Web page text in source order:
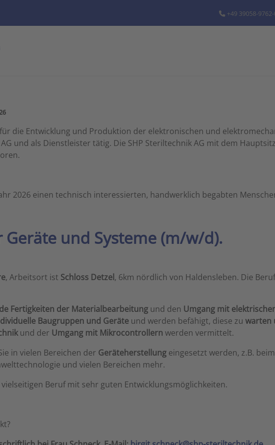
+49 39058-
die Entwicklung und Produktion der elektronischen und
und als Dienstleister tätig. Die SHP Steriltechnik AG mit dem
2026 einen technisch interessierten, handwerklich begabten
und Systeme (m/w/d).
, Arbeitsort ist Schloss Detzel , 6km nördlich von Haldensleben. Die
Fertigkeiten der Materialbearbeitung und den Umgang mit
Baugruppen und Geräte und werden befähigt, diese zu warten
und der Umgang mit Mikrocontrollern werden vermittelt.
in vielen Bereichen der Geräteherstellung eingesetzt werden, z.B.
und vielen Bereichen mehr.
Beruf mit sehr guten Entwicklungsmöglichkeiten.